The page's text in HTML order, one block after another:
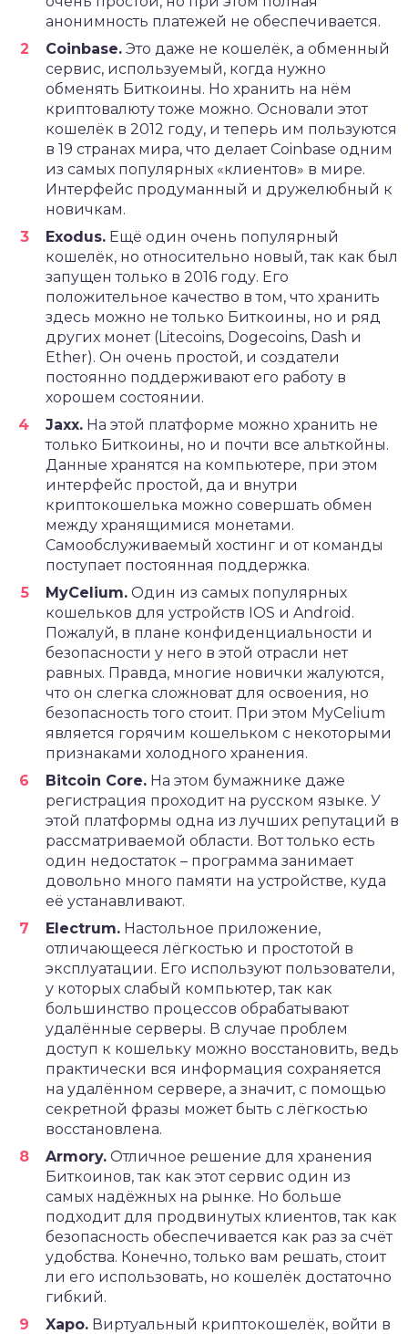
анонимность платежей не обеспечивается.
Coinbase. Это даже не кошелёк, а обменный
сервис, используемый, когда нужно
обменять Биткоины. Но хранить на нём
криптовалюту тоже можно. Основали этот
кошелёк в 2012 году, и теперь им пользуются
в 19 странах мира, что делает Coinbase одним
из самых популярных «клиентов» в мире.
Интерфейс продуманный и дружелюбный к
новичкам.
Exodus. Ещё один очень популярный
кошелёк, но относительно новый, так как был
запущен только в 2016 году. Его
положительное качество в том, что хранить
здесь можно не только Биткоины, но и ряд
других монет (Litecoins, Dogecoins, Dash и
Ether). Он очень простой, и создатели
постоянно поддерживают его работу в
хорошем состоянии.
Jaxx. На этой платформе можно хранить не
только Биткоины, но и почти все альткойны.
Данные хранятся на компьютере, при этом
интерфейс простой, да и внутри
криптокошелька можно совершать обмен
между хранящимися монетами.
Самообслуживаемый хостинг и от команды
поступает постоянная поддержка.
MyCelium. Один из самых популярных
кошельков для устройств IOS и Android.
Пожалуй, в плане конфиденциальности и
безопасности у него в этой отрасли нет
равных. Правда, многие новички жалуются,
что он слегка сложноват для освоения, но
безопасность того стоит. При этом MyCelium
является горячим кошельком с некоторыми
признаками холодного хранения.
Bitcoin Core. На этом бумажнике даже
регистрация проходит на русском языке. У
этой платформы одна из лучших репутаций в
рассматриваемой области. Вот только есть
один недостаток – программа занимает
довольно много памяти на устройстве, куда
её устанавливают.
Electrum. Настольное приложение,
отличающееся лёгкостью и простотой в
эксплуатации. Его используют пользователи,
у которых слабый компьютер, так как
большинство процессов обрабатывают
удалённые серверы. В случае проблем
доступ к кошельку можно восстановить, ведь
практически вся информация сохраняется
на удалённом сервере, а значит, с помощью
секретной фразы может быть с лёгкостью
восстановлена.
Armory. Отличное решение для хранения
Биткоинов, так как этот сервис один из
самых надёжных на рынке. Но больше
подходит для продвинутых клиентов, так как
безопасность обеспечивается как раз за счёт
удобства. Конечно, только вам решать, стоит
ли его использовать, но кошелёк достаточно
гибкий.
Xapo. Виртуальный криптокошелёк, войти в